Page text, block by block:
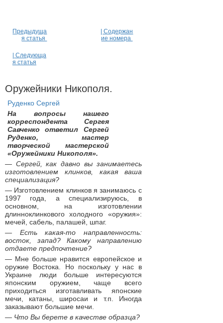
Предыдуща
я статья
| Содержан
ие номера
| Следующа
я статья
Оружейники Никополя.
Руденко Сергей
На вопросы нашего
корреспондента Сергея
Савченко ответил Сергей
Руденко, мастер
творческой мастерской
«Оружейники Никополя».
— Сергей, как давно вы занимаетесь
изготовлением клинков, какая ваша
специализация?
— Изготовлением клинков я занимаюсь с
1997 года, а специализируюсь, в
основном, на изготовлении
длинноклинкового холодного «оружия»:
мечей, сабель, палашей, шпаг.
— Есть какая-то направленность:
восток, запад? Какому направлению
отдаете предпочтение?
— Мне больше нравится европейское и
оружие Востока. Но поскольку у нас в
Украине люди больше интересуются
японским оружием, чаще всего
приходиться изготавливать японские
мечи, катаны, широсаи и т.п. Иногда
заказывают большие мечи.
— Что Вы берете в качестве образца?